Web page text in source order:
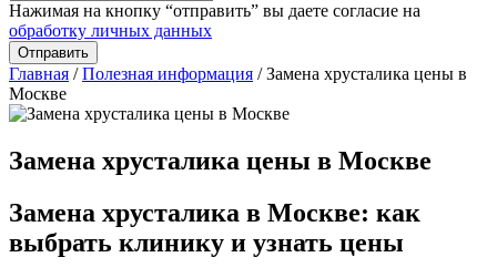
Нажимая на кнопку “отправить” вы даете согласие на
обработку личных данных
Главная / Полезная информация / Замена хрусталика цены в
Москве
Замена хрусталика цены в Москве
Замена хрусталика в Москве: как
выбрать клинику и узнать цены